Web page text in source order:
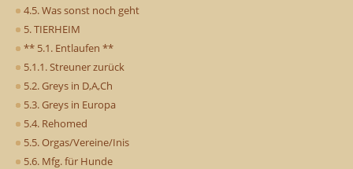
4.5. Was sonst noch geht
5. TIERHEIM
** 5.1. Entlaufen **
5.1.1. Streuner zurück
5.2. Greys in D,A,Ch
5.3. Greys in Europa
5.4. Rehomed
5.5. Orgas/Vereine/Inis
5.6. Mfg. für Hunde